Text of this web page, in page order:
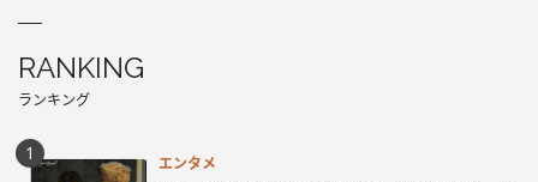
RANKING
ランキング
エンタメ